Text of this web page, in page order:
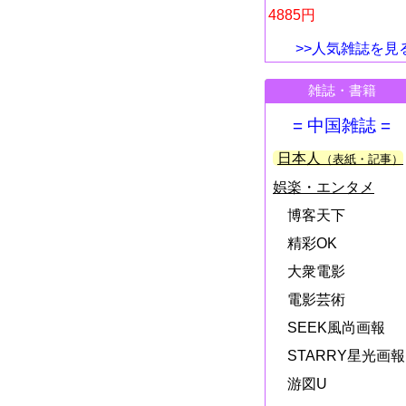
4885円
>>人気雑誌を見
雑誌・書籍
= 中国雑誌 =
日本人 （表紙・記事）
娯楽・エンタメ
博客天下
精彩OK
大衆電影
電影芸術
SEEK風尚画報
STARRY星光画報
游図U